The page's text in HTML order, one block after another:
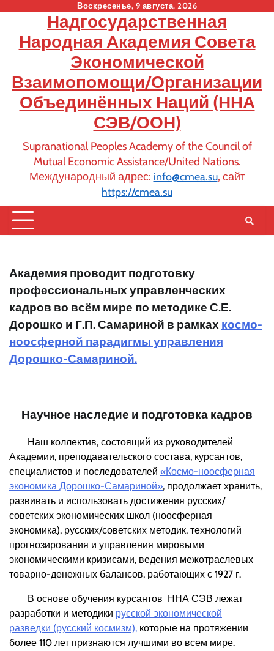
content
Воскресенье, 9 августа, 2026
Надгосударственная
Народная Академия Совета
Экономической
Взаимопомощи/Организации
Объединённых Наций (ННА
СЭВ/ООН)
Supranational Peoples Academy of the Council of
Mutual Economic Assistance/United Nations.
Международный адрес: info@cmea.su, сайт
https://cmea.su
Академия проводит подготовку
профессиональных управленческих
кадров во всём мире по методике С.Е.
Дорошко и Г.П. Самариной в рамках космо-
ноосферной парадигмы управления
Дорошко-Самариной.
Научное наследие и подготовка кадров
Наш коллектив, состоящий из руководителей
Академии, преподавательского состава, курсантов,
специалистов и последователей «Космо-ноосферная
экономика Дорошко-Самариной», продолжает хранить,
развивать и использовать достижения русских/
советских экономических школ (ноосферная
экономика), русских/советских методик, технологий
прогнозирования и управления мировыми
экономическими кризисами, ведения межотраслевых
товарно-денежных балансов, работающих с 1927 г.
В основе обучения курсантов ННА СЭВ лежат
разработки и методики русской экономической
разведки (русский космизм), которые на протяжении
более 110 лет признаются лучшими во всем мире.